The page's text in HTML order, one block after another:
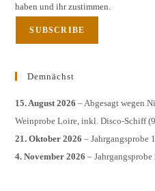
haben und ihr zustimmen.
Demnächst
15. August 2026 – Abgesagt wegen
Weinprobe Loire, inkl. Disco-Schiff
21. Oktober 2026 – Jahrgangsprobe 1
4. November 2026 – Jahrgangsprobe